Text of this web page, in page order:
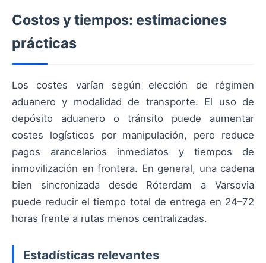
Costos y tiempos: estimaciones
prácticas
Los costes varían según elección de régimen
aduanero y modalidad de transporte. El uso de
depósito aduanero o tránsito puede aumentar
costes logísticos por manipulación, pero reduce
pagos arancelarios inmediatos y tiempos de
inmovilización en frontera. En general, una cadena
bien sincronizada desde Róterdam a Varsovia
puede reducir el tiempo total de entrega en 24–72
horas frente a rutas menos centralizadas.
Estadísticas relevantes